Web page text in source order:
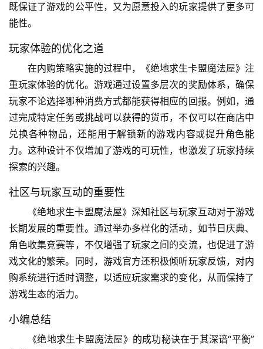
既保证了游戏的公平性，又为愿意投入的玩家提供了更多可
能性。
玩家体验的优化之道
在内购策略实施的过程中，《绝地求生卡盟魔法屋》注
重玩家体验的优化。游戏通过设置多层次的奖励体系，确保
玩家不论选择哪种消费方式都能获得相应的回报。例如，通
过完成特定任务或挑战可以获得的货币，不仅可以在商店中
兑换各种物品，还能用于解锁新的游戏内容或提升角色能
力。这种设计不仅增加了游戏的可玩性，也激发了玩家持续
探索的兴趣。
社区与玩家互动的重要性
《绝地求生卡盟魔法屋》深知社区与玩家互动对于游戏
长期发展的重要性。通过举办多样化的活动，如节日庆典、
角色收集竞赛等，不仅增强了玩家之间的交流，也促进了游
戏文化的繁荣。同时，游戏官方还积极倾听玩家反馈，对内
购系统进行适时调整，以适应玩家需求的变化，从而保持了
游戏生态的活力。
小编总结
《绝地求生卡盟魔法屋》的成功秘诀在于其深谙“平衡”